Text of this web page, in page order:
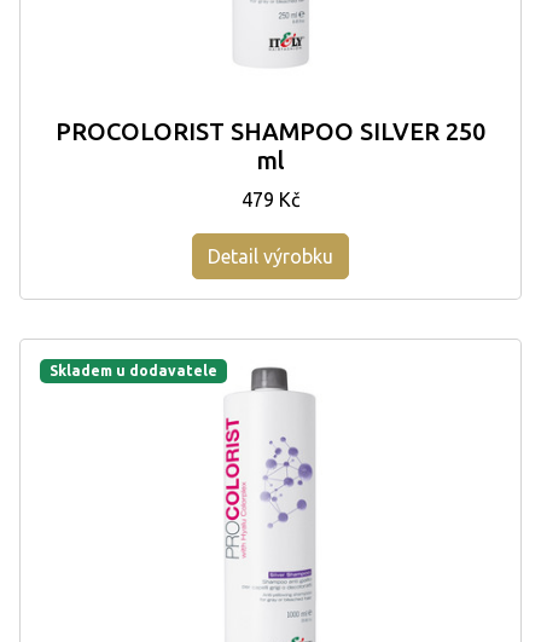
PROCOLORIST SHAMPOO SILVER 250
ml
479 Kč
Detail výrobku
Skladem u dodavatele